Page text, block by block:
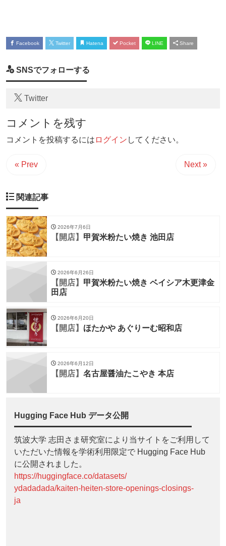
Facebook Twitter Hatena Pocket LINE Share
SNSでフォローする
Twitter
コメントを残す
コメントを投稿するには ログイン してください。
« Prev Next »
関連記事
2026年7月6日
【開店】 甲賀米粉たい焼き 池田店
2026年6月26日
【開店】 甲賀米粉たい焼き ベイシア木更津金
田店
2026年6月20日
【開店】 ほたかや あぐりーむ昭和店
2026年6月12日
【開店】 名古屋醤油たこやき 本店
Hugging Face Hub データ公開
筑波大学 志田さま研究室により当サイトをご利用して
いただいた情報を学術利用限定で Hugging Face Hub
に公開されました。
https://huggingface.co/datasets/
ydadadada/kaiten-heiten-store-openings-closings-
ja